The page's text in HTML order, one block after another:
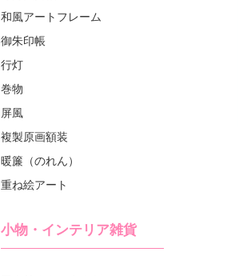
和風アートフレーム
御朱印帳
行灯
巻物
屏風
複製原画額装
暖簾（のれん）
重ね絵アート
小物・インテリア雑貨